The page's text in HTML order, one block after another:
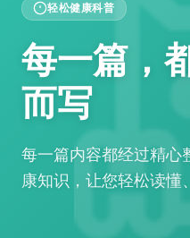
轻松健康科普
每一篇，
而写
每一篇内容都经过精心
康知识，让您轻松读懂